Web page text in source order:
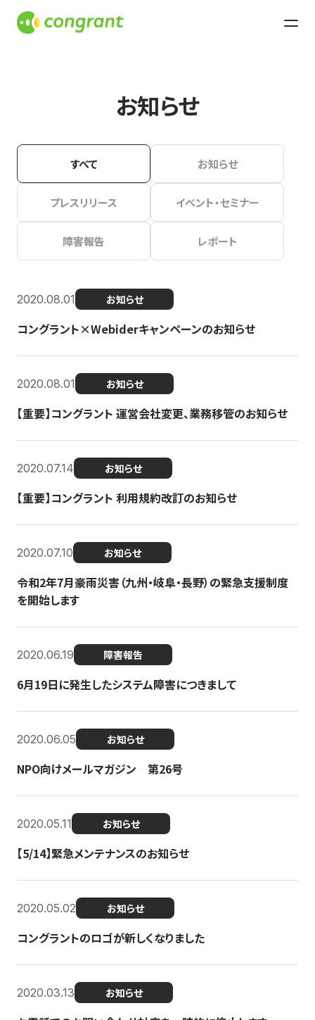
お知らせ
すべて お知らせ
プレスリリース イベント・セミナー
障害報告 レポート
2020.08.01 お知らせ
コングラント×Webiderキャンペーンのお知らせ
2020.08.01 お知らせ
【重要】コングラント 運営会社変更、業務移管のお知らせ
2020.07.14 お知らせ
【重要】コングラント 利用規約改訂のお知らせ
2020.07.10 お知らせ
令和2年7月豪雨災害（九州・岐阜・長野）の緊急支援制度
を開始します
2020.06.19 障害報告
6月19日に発生したシステム障害につきまして
2020.06.05 お知らせ
NPO向けメールマガジン 第26号
2020.05.11 お知らせ
【5/14】緊急メンテナンスのお知らせ
2020.05.02 お知らせ
コングラントのロゴが新しくなりました
2020.03.13 お知らせ